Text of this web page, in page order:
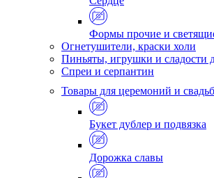
Формы прочие и
Огнетушители, краски холи
Пиньяты, игрушки и сладости
Спреи и серпантин
Товары для церемоний и
Букет дублер и подвязка
Дорожка славы